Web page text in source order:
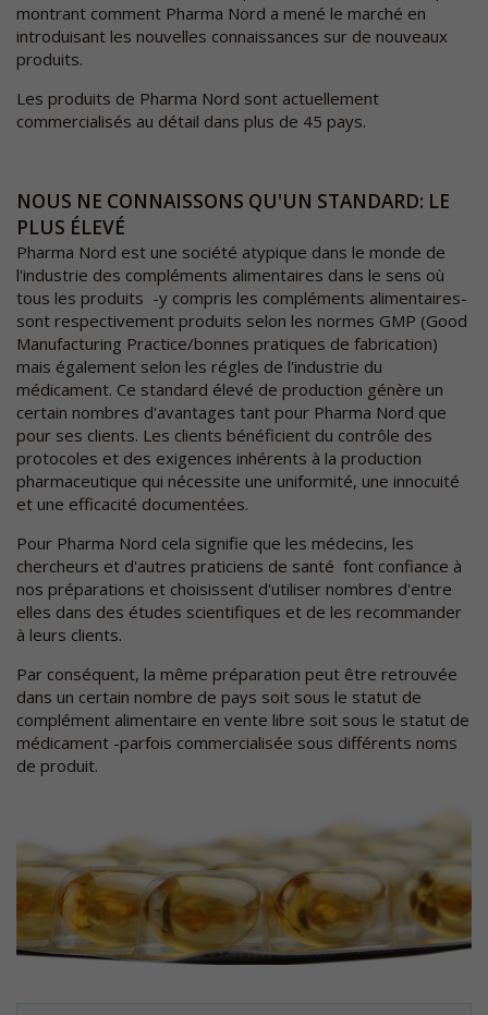
montrant comment Pharma Nord a mené le marché en
introduisant les nouvelles connaissances sur de nouveaux
produits.
Les produits de Pharma Nord sont actuellement
commercialisés au détail dans plus de 45 pays.
NOUS NE CONNAISSONS QU'UN STANDARD: LE
PLUS ÉLEVÉ
Pharma Nord est une société atypique dans le monde de
l'industrie des compléments alimentaires dans le sens où
tous les produits -y compris les compléments alimentaires-
sont respectivement produits selon les normes GMP (Good
Manufacturing Practice/bonnes pratiques de fabrication)
mais également selon les régles de l'industrie du
médicament. Ce standard élevé de production génère un
certain nombres d'avantages tant pour Pharma Nord que
pour ses clients. Les clients bénéficient du contrôle des
protocoles et des exigences inhérents à la production
pharmaceutique qui nécessite une uniformité, une innocuité
et une efficacité documentées.
Pour Pharma Nord cela signifie que les médecins, les
chercheurs et d'autres praticiens de santé font confiance à
nos préparations et choisissent d'utiliser nombres d'entre
elles dans des études scientifiques et de les recommander
à leurs clients.
Par conséquent, la même préparation peut être retrouvée
dans un certain nombre de pays soit sous le statut de
complément alimentaire en vente libre soit sous le statut de
médicament -parfois commercialisée sous différents noms
de produit.